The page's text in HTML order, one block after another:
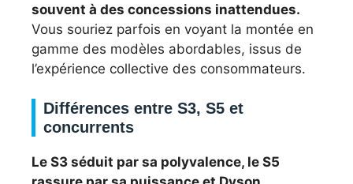
souvent à des concessions inattendues.
Vous souriez parfois en voyant la montée en
gamme des modèles abordables, issus de
l’expérience collective des consommateurs.
Différences entre S3, S5 et
concurrents
Le S3 séduit par sa polyvalence, le S5